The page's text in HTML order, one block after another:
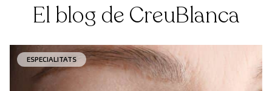
El blog de CreuBlanca
ESPECIALITATS